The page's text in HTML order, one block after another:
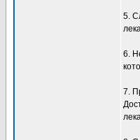
5.
6.
7.